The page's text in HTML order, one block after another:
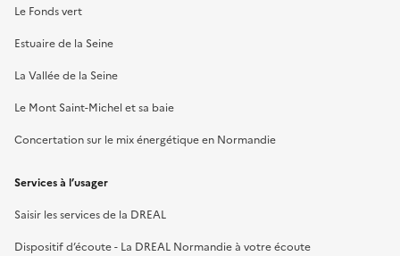
Le Fonds vert
Estuaire de la Seine
La Vallée de la Seine
Le Mont Saint-Michel et sa baie
Concertation sur le mix énergétique en Normandie
Services à l’usager
Saisir les services de la DREAL
Dispositif d’écoute - La DREAL Normandie à votre écoute